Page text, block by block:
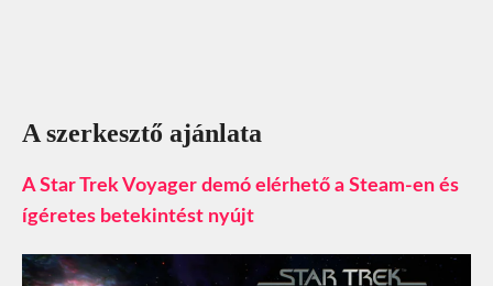
A szerkesztő ajánlata
A Star Trek Voyager demó elérhető a Steam-en és
ígéretes betekintést nyújt